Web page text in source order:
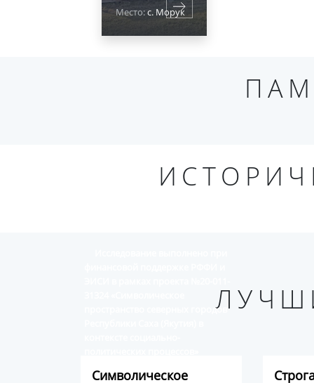
Место:с. Морук
Символическое
пространство северных городов